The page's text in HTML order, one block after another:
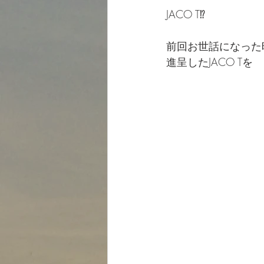
JACO T⁉️
前回お世話になっ
進呈したJACO Tを　